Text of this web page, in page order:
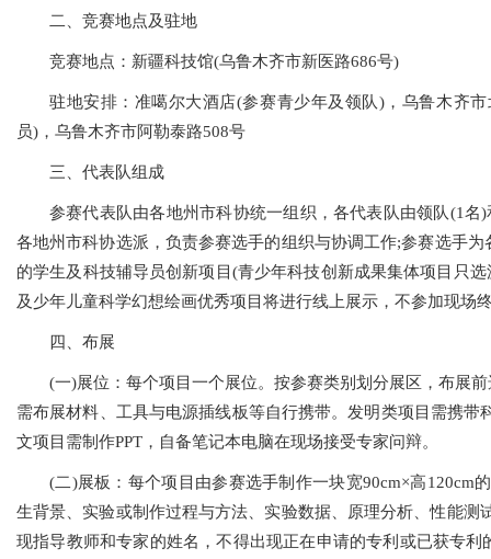
二、竞赛地点及驻地
竞赛地点：新疆科技馆(乌鲁木齐市新医路686号)
驻地安排：准噶尔大酒店(参赛青少年及领队)，乌鲁木齐
员)，乌鲁木齐市阿勒泰路508号
三、代表队组成
参赛代表队由各地州市科协统一组织，各代表队由领队(1
各地州市科协选派，负责参赛选手的组织与协调工作;参赛选手
的学生及科技辅导员创新项目(青少年科技创新成果集体项目只
及少年儿童科学幻想绘画优秀项目将进行线上展示，不参加现场
四、布展
(一)展位：每个项目一个展位。按参赛类别划分展区，布展
需布展材料、工具与电源插线板等自行携带。发明类项目需携
文项目需制作PPT，自备笔记本电脑在现场接受专家问辩。
(二)展板：每个项目由参赛选手制作一块宽90cm×高120cm
生背景、实验或制作过程与方法、实验数据、原理分析、性能
现指导教师和专家的姓名，不得出现正在申请的专利或已获专